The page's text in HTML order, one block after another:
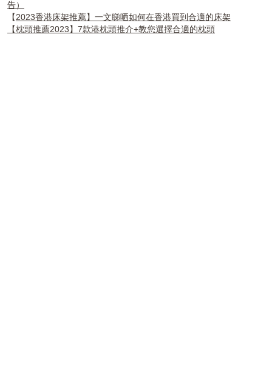
告）
【2023香港床架推薦】一文睇哂如何在香港買到合適的床架
【枕頭推薦2023】7款港枕頭推介+教您選擇合適的枕頭